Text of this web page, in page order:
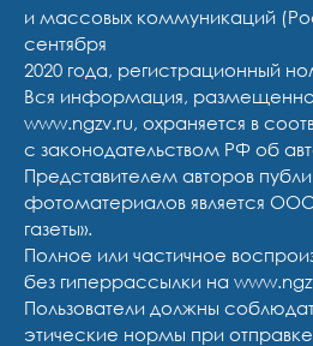
и массовых коммуникаций
сентября
2020 года, регистрационный
Вся информация,
www.ngzv.ru, охраняется в
с законодательством РФ об
Представителем авторов
фотоматериалов является
газеты».
Полное или частичное
без гиперрассылки на
Пользователи должны
этические нормы при